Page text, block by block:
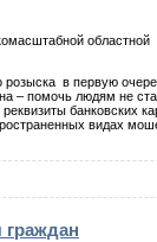
в первую
– помочь людям не
банковских
видах
граждан